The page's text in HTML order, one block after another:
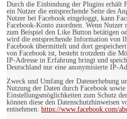
Durch die Einbindung der Plugins erhält
ein Nutzer die entsprechende Seite des
Nutzer bei Facebook eingeloggt, kann
Facebook-Konto zuordnen. Wenn Nutzer
zum Beispiel den Like Button betätigen
wird die entsprechende Information von
Facebook übermittelt und dort
von Facebook ist, besteht trotzdem die
IP-Adresse in Erfahrung bringt und
Deutschland nur eine anonymisierte IP-
Zweck und Umfang der Datenerhebung
Nutzung der Daten durch Facebook
Einstellungsmöglichkeiten zum Schutz
können diese den Datenschutzhinweisen
entnehmen: https://www.facebook.com/